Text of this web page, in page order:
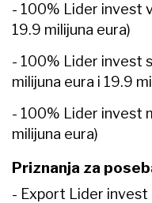
- 100% Lider invest
19.9 milijuna eura)
- 100% Lider invest
milijuna eura i 19.9
- 100% Lider invest
milijuna eura)
Priznanja za
- Export Lider invest